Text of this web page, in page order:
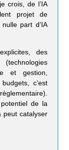
crois, de l’IA
projet de
part d’IA
des
et gestion,
c’est
de la
peut catalyser